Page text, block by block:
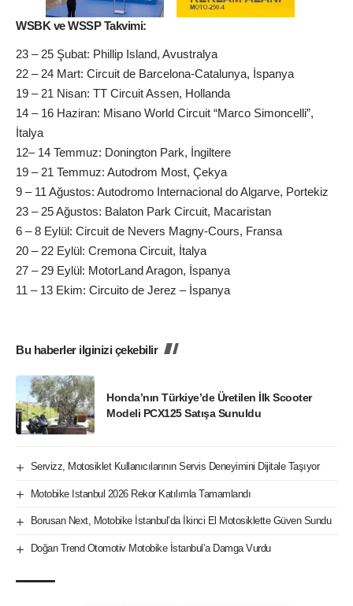
WSBK ve WSSP Takvimi:
23 – 25 Şubat: Phillip Island, Avustralya
22 – 24 Mart: Circuit de Barcelona-Catalunya, İspanya
19 – 21 Nisan: TT Circuit Assen, Hollanda
14 – 16 Haziran: Misano World Circuit “Marco Simoncelli”,
İtalya
12– 14 Temmuz: Donington Park, İngiltere
19 – 21 Temmuz: Autodrom Most, Çekya
9 – 11 Ağustos: Autodromo Internacional do Algarve, Portekiz
23 – 25 Ağustos: Balaton Park Circuit, Macaristan
6 – 8 Eylül: Circuit de Nevers Magny-Cours, Fransa
20 – 22 Eylül: Cremona Circuit, İtalya
27 – 29 Eylül: MotorLand Aragon, İspanya
11 – 13 Ekim: Circuito de Jerez – İspanya
Bu haberler ilginizi çekebilir
Honda’nın Türkiye’de Üretilen İlk Scooter
Modeli PCX125 Satışa Sunuldu
Servizz, Motosiklet Kullanıcılarının Servis Deneyimini Dijitale Taşıyor
Motobike Istanbul 2026 Rekor Katılımla Tamamlandı
Borusan Next, Motobike İstanbul’da İkinci El Motosiklette Güven Sundu
Doğan Trend Otomotiv Motobike İstanbul’a Damga Vurdu